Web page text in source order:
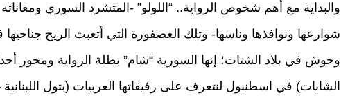
والبداية مع أهم شخوص الرواية.. “اللولو” -المتشرد السوري
شوارعها ونوافذها وناسها- وتلك العصفورة التي أتعبت الريح
وحوش في بلاد الشتات؛ إنها السورية “شام” بطلة الرواية ومحور
الشابات) في اسطنبول لنتعرف على رفيقاتها العربيات (بتول